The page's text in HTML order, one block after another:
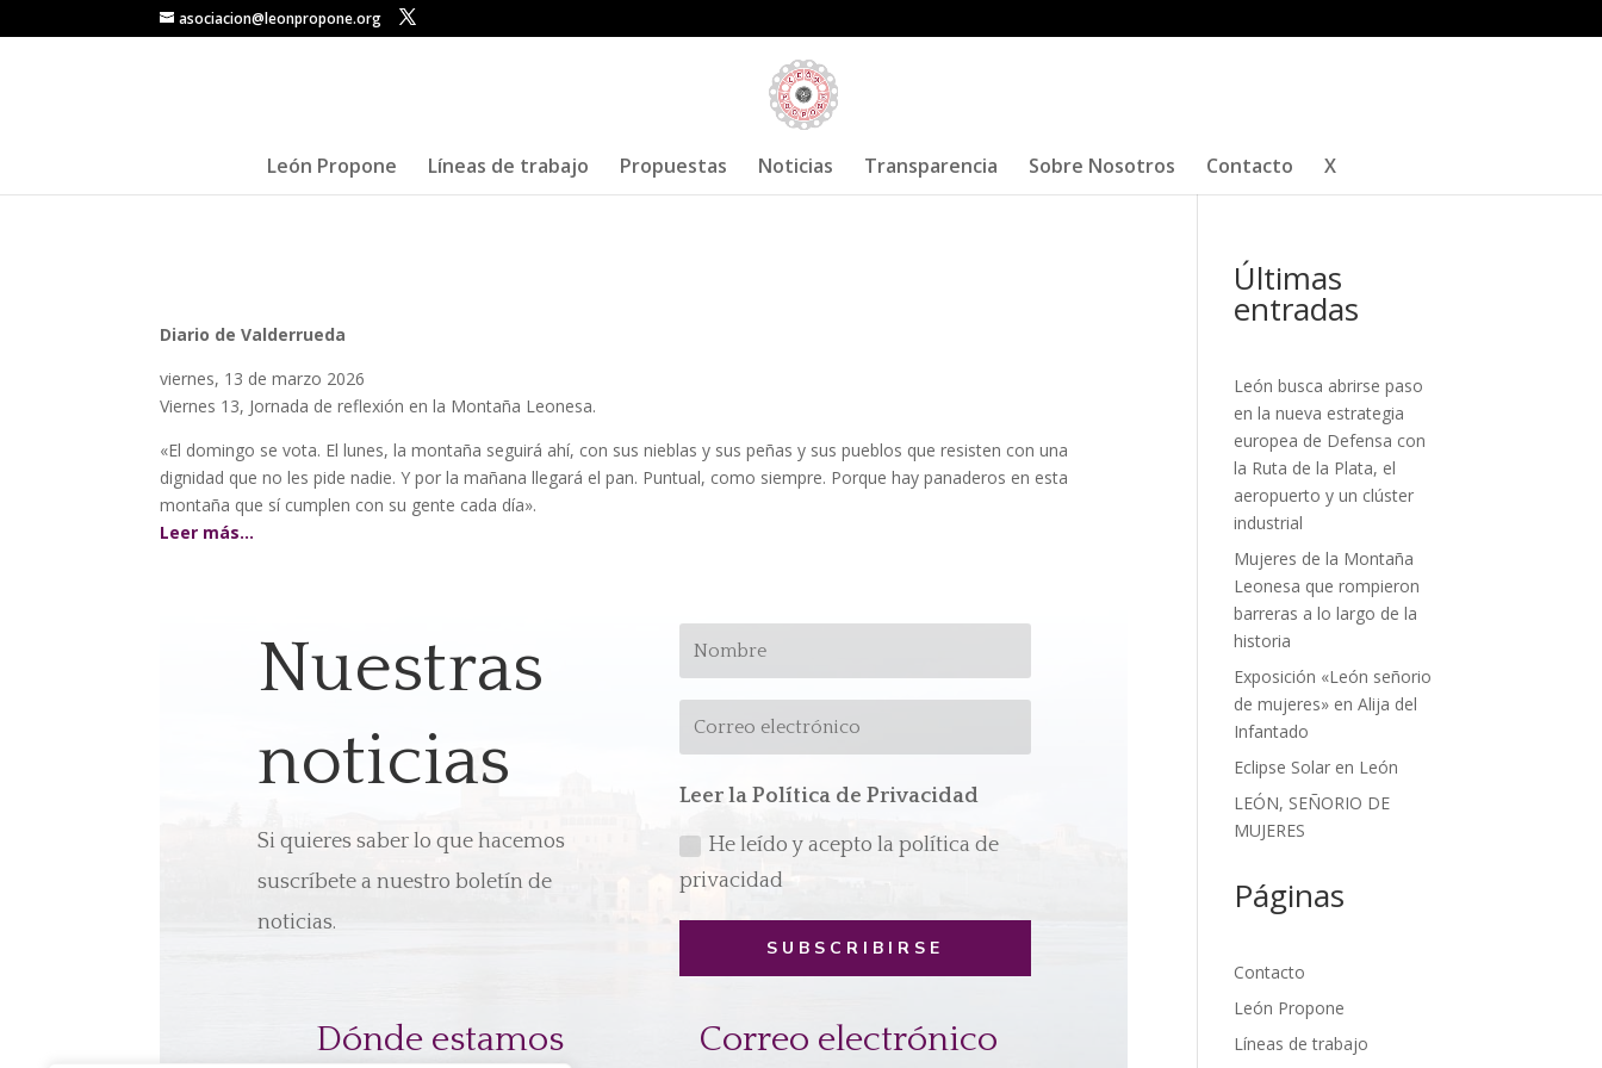
asociacion@leonpropone.org
León Propone Líneas de trabajo Propuestas Noticias Transparencia Sobre Nosotros Contacto X
Diario de Valderrueda
viernes, 13 de marzo 2026
Viernes 13, Jornada de reflexión en la Montaña Leonesa.
«El domingo se vota. El lunes, la montaña seguirá ahí, con sus nieblas y sus peñas y sus pueblos que resisten con una
dignidad que no les pide nadie. Y por la mañana llegará el pan. Puntual, como siempre. Porque hay panaderos en esta
montaña que sí cumplen con su gente cada día».
Leer más…
Nuestras
noticias
Si quieres saber lo que hacemos
suscríbete a nuestro boletín de
noticias.
Leer la Política de Privacidad
He leído y acepto la política de
privacidad
SUBSCRIBIRSE
Dónde estamos Correo electrónico
Últimas
entradas
León busca abrirse paso
en la nueva estrategia
europea de Defensa con
la Ruta de la Plata, el
aeropuerto y un clúster
industrial
Mujeres de la Montaña
Leonesa que rompieron
barreras a lo largo de la
historia
Exposición «León señorio
de mujeres» en Alija del
Infantado
Eclipse Solar en León
LEÓN, SEÑORIO DE
MUJERES
Páginas
Contacto
León Propone
Líneas de trabajo